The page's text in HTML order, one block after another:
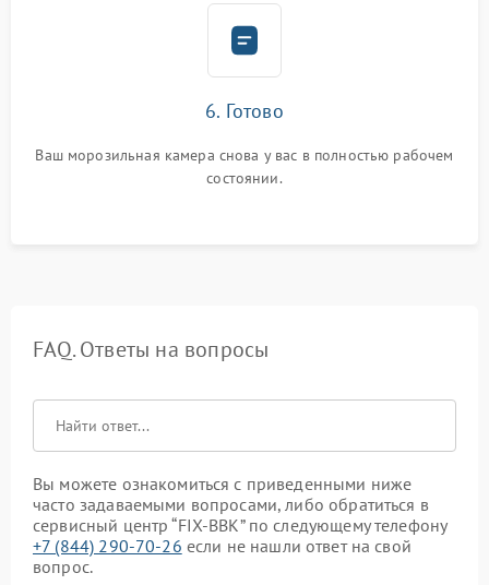
6. Готово
Ваш морозильная камера снова у вас в полностью рабочем
состоянии.
FAQ. Ответы на вопросы
Вы можете ознакомиться с приведенными ниже
часто задаваемыми вопросами, либо обратиться в
сервисный центр “FIX-BBK” по следующему телефону
+7 (844) 290-70-26 если не нашли ответ на свой
вопрос.